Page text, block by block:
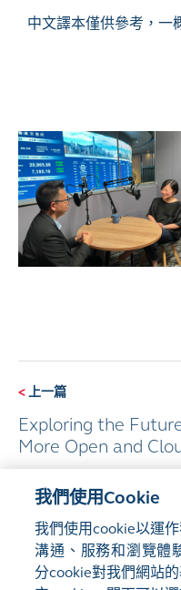
中文譯本僅供參考，一
<上一篇
Exploring the
More Open and
我們使用Cookie
我們使用cookie以運
溝通、服務和瀏覽體
分cookie對我們網站